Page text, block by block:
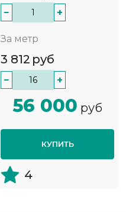
− +
За метр
3 812 руб
− +
56 000 руб
КУПИТЬ
4